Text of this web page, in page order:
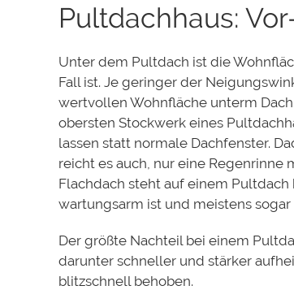
Pultdachhaus:
Unter dem Pultdach ist die
Fall ist. Je geringer der
wertvollen Wohnfläche unterm
obersten Stockwerk eines
lassen statt normale Dachfenster.
reicht es auch, nur eine Regenrinne
Flachdach steht auf einem Pultdach
wartungsarm ist und meistens
Der größte Nachteil bei einem
darunter schneller und stärker
blitzschnell behoben.